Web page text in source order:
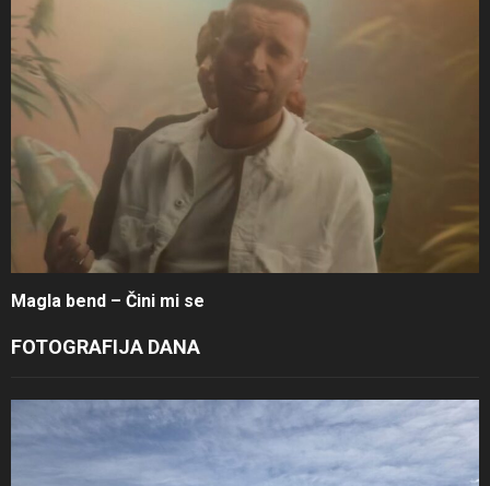
Magla bend – Čini mi se
FOTOGRAFIJA DANA